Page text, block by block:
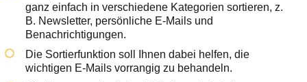
ganz einfach in verschiedene Kategorien sortieren, z.
B. Newsletter, persönliche E-Mails und
Benachrichtigungen.
Die Sortierfunktion soll Ihnen dabei helfen, die
wichtigen E-Mails vorrangig zu behandeln.